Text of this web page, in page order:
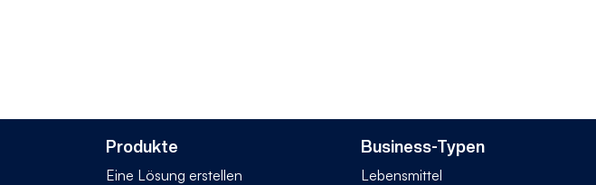
Produkte
Eine Lösung erstellen
Business-Typen
Lebensmittel